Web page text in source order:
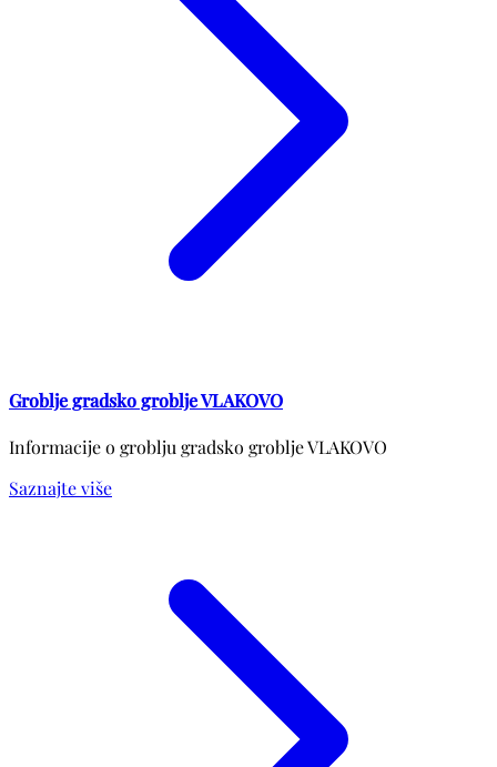
Groblje gradsko groblje VLAKOVO
Informacije o groblju gradsko groblje VLAKOVO
Saznajte više